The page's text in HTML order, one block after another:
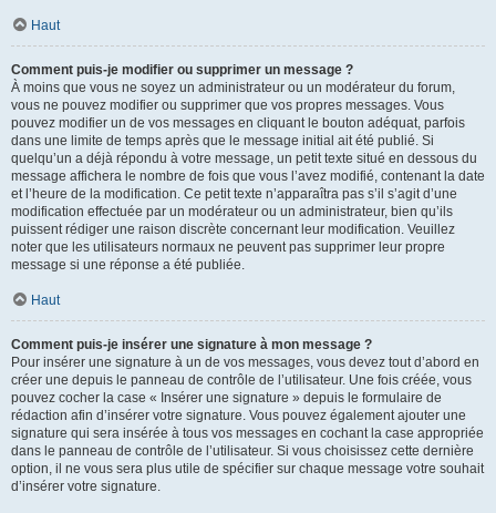
Haut
Comment puis-je modifier ou supprimer un message ?
À moins que vous ne soyez un administrateur ou un modérateur du forum,
vous ne pouvez modifier ou supprimer que vos propres messages. Vous
pouvez modifier un de vos messages en cliquant le bouton adéquat, parfois
dans une limite de temps après que le message initial ait été publié. Si
quelqu’un a déjà répondu à votre message, un petit texte situé en dessous du
message affichera le nombre de fois que vous l’avez modifié, contenant la date
et l’heure de la modification. Ce petit texte n’apparaîtra pas s’il s’agit d’une
modification effectuée par un modérateur ou un administrateur, bien qu’ils
puissent rédiger une raison discrète concernant leur modification. Veuillez
noter que les utilisateurs normaux ne peuvent pas supprimer leur propre
message si une réponse a été publiée.
Haut
Comment puis-je insérer une signature à mon message ?
Pour insérer une signature à un de vos messages, vous devez tout d’abord en
créer une depuis le panneau de contrôle de l’utilisateur. Une fois créée, vous
pouvez cocher la case « Insérer une signature » depuis le formulaire de
rédaction afin d’insérer votre signature. Vous pouvez également ajouter une
signature qui sera insérée à tous vos messages en cochant la case appropriée
dans le panneau de contrôle de l’utilisateur. Si vous choisissez cette dernière
option, il ne vous sera plus utile de spécifier sur chaque message votre souhait
d’insérer votre signature.